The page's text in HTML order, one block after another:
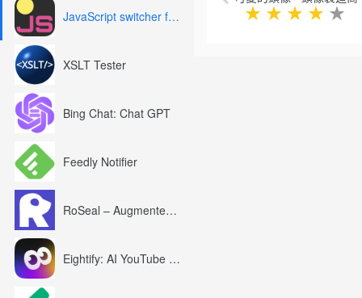
JavaScript switcher for SEO and development
XSLT Tester
Bing Chat: Chat GPT
Feedly Notifier
RoSeal – Augmented Roblox Experience
Eightify: AI YouTube Summary with ChatGPT
★ ★ ★ ★ ★